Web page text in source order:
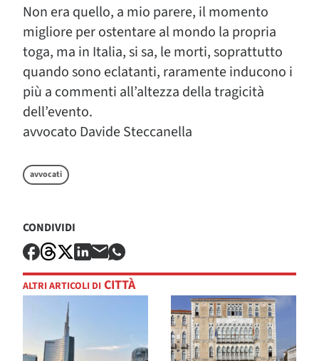
Non era quello, a mio parere, il momento
migliore per ostentare al mondo la propria
toga, ma in Italia, si sa, le morti, soprattutto
quando sono eclatanti, raramente inducono i
più a commenti all’altezza della tragicità
dell’evento.
avvocato Davide Steccanella
avvocati
CONDIVIDI
ALTRI ARTICOLI DI CITTÀ